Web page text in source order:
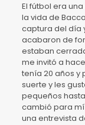
El fútbol era
la vida de
captura del día
acabaron de
estaban
me invitó a
tenía 20 años y
suerte y les
pequeños
cambió para
una entrevista